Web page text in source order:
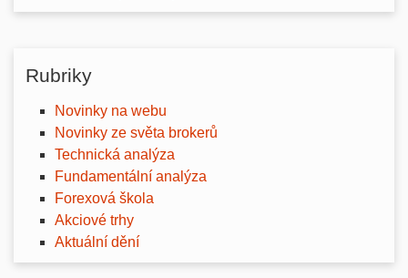
Rubriky
Novinky na webu
Novinky ze světa brokerů
Technická analýza
Fundamentální analýza
Forexová škola
Akciové trhy
Aktuální dění